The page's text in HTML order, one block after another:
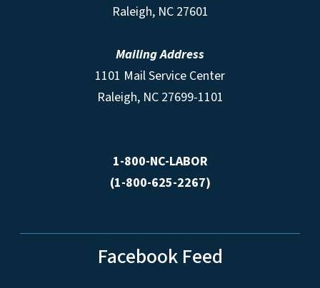
Raleigh, NC 27601
Mailing Address
1101 Mail Service Center
Raleigh, NC 27699-1101
1-800-NC-LABOR
(1-800-625-2267)
Facebook Feed